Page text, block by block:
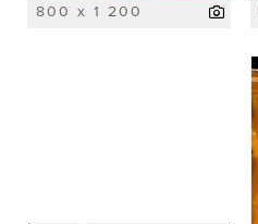
800 x 1 200